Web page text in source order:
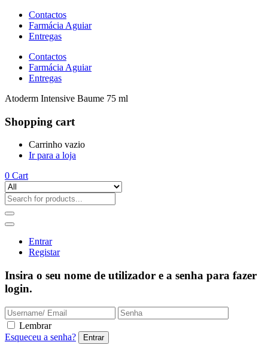
Contactos
Farmácia Aguiar
Entregas
Contactos
Farmácia Aguiar
Entregas
Atoderm Intensive Baume 75 ml
Shopping cart
Carrinho vazio
Ir para a loja
0 Cart
Entrar
Registar
Insira o seu nome de utilizador e a senha para fazer
login.
Lembrar
Esqueceu a senha?